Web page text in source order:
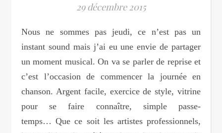
29 décembre 2015
Nous ne sommes pas jeudi, ce n’est pas un
instant sound mais j’ai eu une envie de partager
un moment musical. On va se parler de reprise et
c’est l’occasion de commencer la journée en
chanson. Argent facile, exercice de style, vitrine
pour se faire connaître, simple passe-
temps… Que ce soit les artistes professionnels,